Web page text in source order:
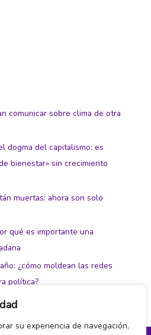
su experiencia de navegación,
comunicar sobre clima de otra
dogma del capitalismo: es
bienestar» sin crecimiento
muertas: ahora son solo
qué es importante una
¿cómo moldean las redes
política?